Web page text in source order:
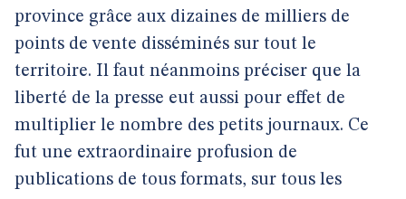
province grâce aux dizaines de milliers de
points de vente disséminés sur tout le
territoire. Il faut néanmoins préciser que la
liberté de la presse eut aussi pour effet de
multiplier le nombre des petits journaux. Ce
fut une extraordinaire profusion de
publications de tous formats, sur tous les